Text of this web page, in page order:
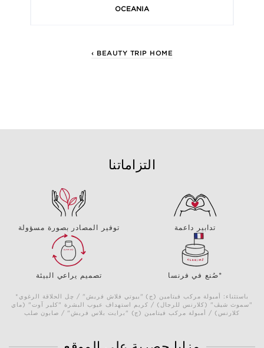
OCEANIA
‹ BEAUTY TRIP HOME
التزاماتنا
توفير المصادر بصورة مسؤولة تدابير داعمة
تصميم يراعي البيئة صُنع في فرنسا*
*باستثناء: أمبولة مركب فيتامين (ج) "بيوتي فلاش فريش" / چل الحلاقة الرغوي
"سموث شيڤ" (كلارنس للرجال) / كريم استهداف عيوب البشرة "كلير آوت" (ماي
كلارنس) / أمبولة مركب فيتامين (ج) "برايت بلاس فريش" / صابون صلب